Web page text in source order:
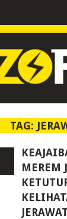
TAG:
MEREM